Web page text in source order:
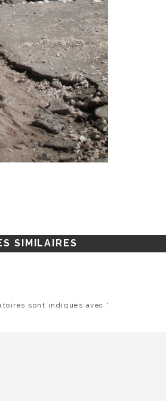
SIMILAIRES
sont indiqués avec *